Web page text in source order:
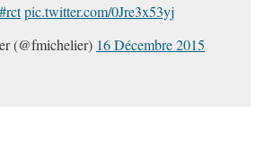
#rctpic.twitter.com/0Jre3x53yj
(@fmichelier) 16 Décembre 2015